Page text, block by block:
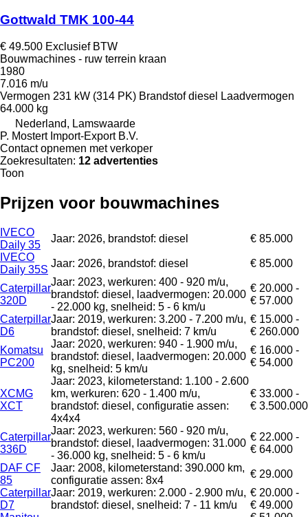
Gottwald TMK 100-44
€ 49.500 Exclusief BTW
Bouwmachines - ruw terrein kraan
1980
7.016 m/u
Vermogen 231 kW (314 PK) Brandstof diesel
Laadvermogen
64.000 kg
Nederland, Lamswaarde
P. Mostert Import-Export B.V.
Contact opnemen met verkoper
Zoekresultaten: 12 advertenties
Toon
Prijzen voor bouwmachines
IVECO
Daily 35
Jaar: 2026, brandstof: diesel
€ 85.000
IVECO
Daily 35S
Jaar: 2026, brandstof: diesel € 85.000
Caterpillar
320D
Jaar: 2023, werkuren: 400 - 920 m/u,
brandstof: diesel, laadvermogen: 20.000
- 22.000 kg, snelheid: 5 - 6 km/u
€ 20.000 -
€ 57.000
Caterpillar
D6
Jaar: 2019, werkuren: 3.200 - 7.200 m/u,
brandstof: diesel, snelheid: 7 km/u
€ 15.000 -
€ 260.000
Komatsu
PC200
Jaar: 2020, werkuren: 940 - 1.900 m/u,
brandstof: diesel, laadvermogen: 20.000
kg, snelheid: 5 km/u
€ 16.000 -
€ 54.000
XCMG
XCT
Jaar: 2023, kilometerstand: 1.100 - 2.600
km, werkuren: 620 - 1.400 m/u,
brandstof: diesel, configuratie assen:
4x4x4
€ 33.000 -
€ 3.500.000
Caterpillar
336D
Jaar: 2023, werkuren: 560 - 920 m/u,
brandstof: diesel, laadvermogen: 31.000
- 36.000 kg, snelheid: 5 - 6 km/u
€ 22.000 -
€ 64.000
DAF CF
85
Jaar: 2008, kilometerstand: 390.000 km,
configuratie assen: 8x4
€ 29.000
Caterpillar
D7
Jaar: 2019, werkuren: 2.000 - 2.900 m/u,
brandstof: diesel, snelheid: 7 - 11 km/u
€ 20.000 -
€ 49.000